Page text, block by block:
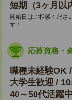
短期（3ヶ月以
開始日はご相談くだ
す！
応募資格・
職種未経験OK
大学生歓迎 /
40～50代活躍